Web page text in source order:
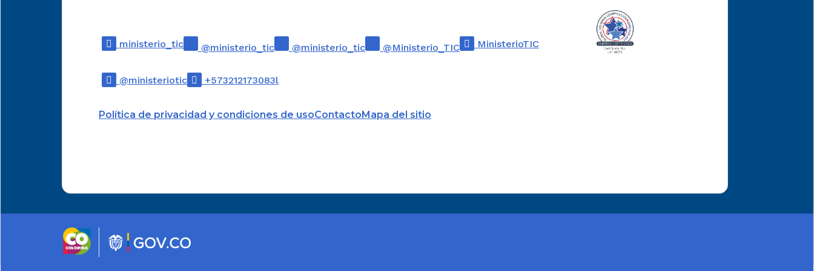
90.01.40.00.00 Lentes de vidrio para gafas.
aparatos que lleve la propia persona, o se le implanten para
ministerio_tic @ministerio_tic @ministerio_tic @Ministerio_TIC MinisterioTIC
@ministeriotic +573212173083l
Política de privacidad y condiciones de usoContactoMapa del sitio